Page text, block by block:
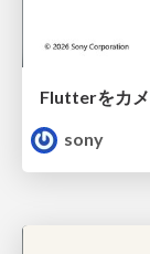
Flutterをカ
sony